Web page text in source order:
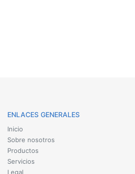
ENLACES GENERALES
Inicio
Sobre nosotros
Productos
Servicios
Legal